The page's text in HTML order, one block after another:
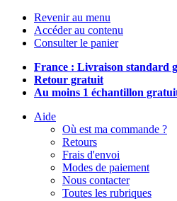
Revenir au menu
Accéder au contenu
Consulter le panier
France : Livraison standard
Retour gratuit
Au moins 1 échantillon
Aide
Où est ma commande ?
Retours
Frais d'envoi
Modes de paiement
Nous contacter
Toutes les rubriques